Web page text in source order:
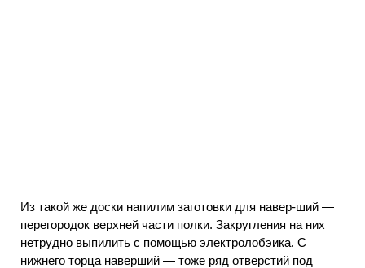
Из такой же доски напилим заготовки для навер-ший —
перегородок верхней части полки. Закругления на них
нетрудно выпилить с помощью электролобэика. С
нижнего торца наверший — тоже ряд отверстий под